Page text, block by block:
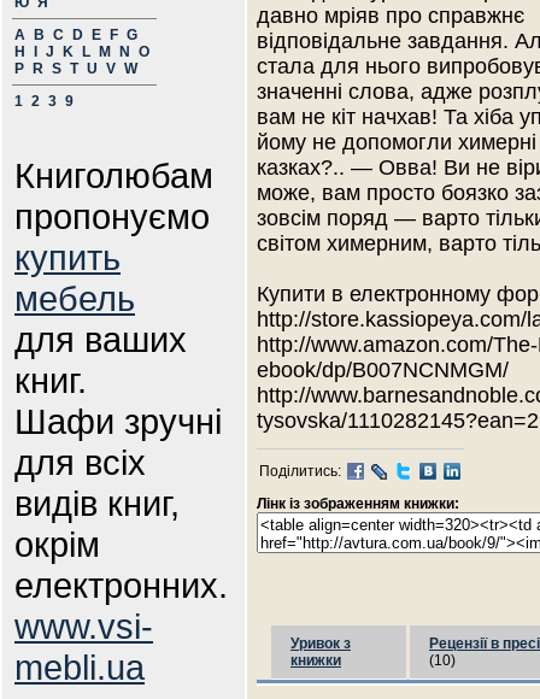
A
B C D E F G
H
J K L M N
O
P
R S T U V W
1 2 3 9
Книголюбам
пропонуємо
купить
мебель
для ваших
книг.
Шафи зручні
для всіх
видів книг,
окрім
електронних.
www.vsi-
mebli.ua
давно мріяв про справжнє
відповідальне завдання.
стала для нього
значенні слова, адже
вам не кіт начхав! Та хіба
йому не допомогли химерні
казках?.. — Овва! Ви не
може, вам просто боязко
зовсім поряд — варто
світом химерним, варто
Купити в електронному
http://store.kassiopeya.com/
http://www.amazon.com/
ebook/dp/B007NCNMGM/
http://
tysovska/
Поділитись:
Лінк із зображенням книжки:
Уривок з
книжки
Рецензії в пресі
(10)